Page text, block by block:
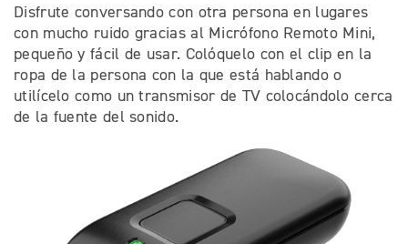
Disfrute conversando con otra persona en lugares
con mucho ruido gracias al Micrófono Remoto Mini,
pequeño y fácil de usar. Colóquelo con el clip en la
ropa de la persona con la que está hablando o
utilícelo como un transmisor de TV colocándolo cerca
de la fuente del sonido.